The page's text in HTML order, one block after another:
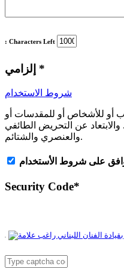
: Characters Left
*
شروط الاستخدام
أو للأشخاص أو للمقدسات أو
والابتعاد عن التحريض الطائفي
والعنصري والشتائم.
على شروط الأستخدام
Security Code*